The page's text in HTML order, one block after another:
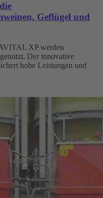
Geflügel und
XP werden
Der innovative
hohe Leistungen und